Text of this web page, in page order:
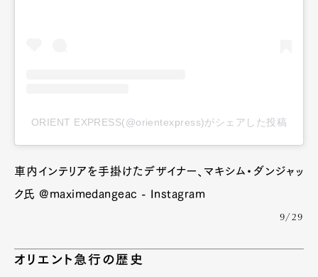
GourmetCars
Product CultureLifestyle
ORIENT EXPRESS(@orientexpress)がシェアした投稿
車内インテリアを手掛けたデザイナー、マキシム・ダンジャッ
ク氏 @maximedangeac - Instagram
9/29
オリエント急行の歴史